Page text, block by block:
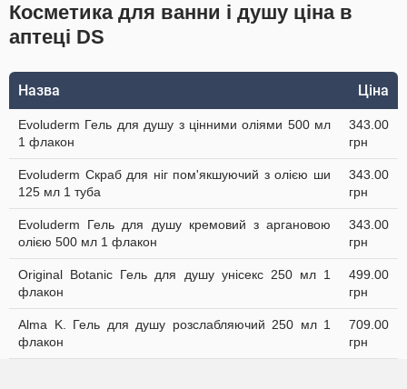
Косметика для ванни і душу ціна в
аптеці DS
Назва Ціна
Evoluderm Гель для душу з цінними оліями 500 мл
1 флакон
343.00
грн
Evoluderm Скраб для ніг пом'якшуючий з олією ши
125 мл 1 туба
343.00
грн
Evoluderm Гель для душу кремовий з аргановою
олією 500 мл 1 флакон
343.00
грн
Original Botanic Гель для душу унісекс 250 мл 1
флакон
499.00
грн
Alma K. Гель для душу розслабляючий 250 мл 1
флакон
709.00
грн